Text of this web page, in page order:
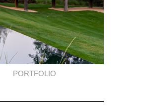
PORTFOLIO